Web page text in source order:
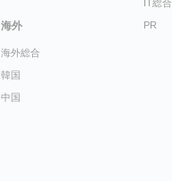
海外
海外総合
韓国
中国
IT総合
PR